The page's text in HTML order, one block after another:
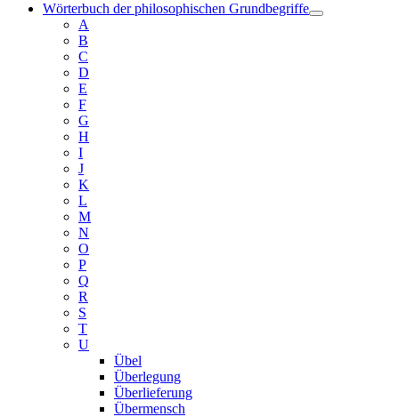
Wörterbuch der philosophischen Grundbegriffe
A
B
C
D
E
F
G
H
I
J
K
L
M
N
O
P
Q
R
S
T
U
Übel
Überlegung
Überlieferung
Übermensch